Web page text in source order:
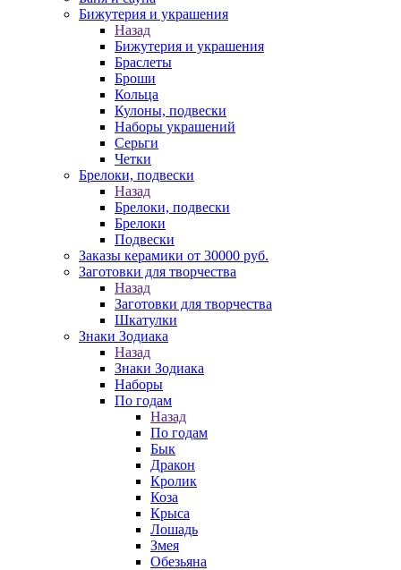
Бижутерия и украшения
Назад
Бижутерия и украшения
Браслеты
Броши
Кольца
Кулоны, подвески
Наборы украшений
Серьги
Четки
Брелоки, подвески
Назад
Брелоки, подвески
Брелоки
Подвески
Заказы керамики от 30000 руб.
Заготовки для творчества
Назад
Заготовки для творчества
Шкатулки
Знаки Зодиака
Назад
Знаки Зодиака
Наборы
По годам
Назад
По годам
Бык
Дракон
Кролик
Коза
Крыса
Лошадь
Змея
Обезьяна